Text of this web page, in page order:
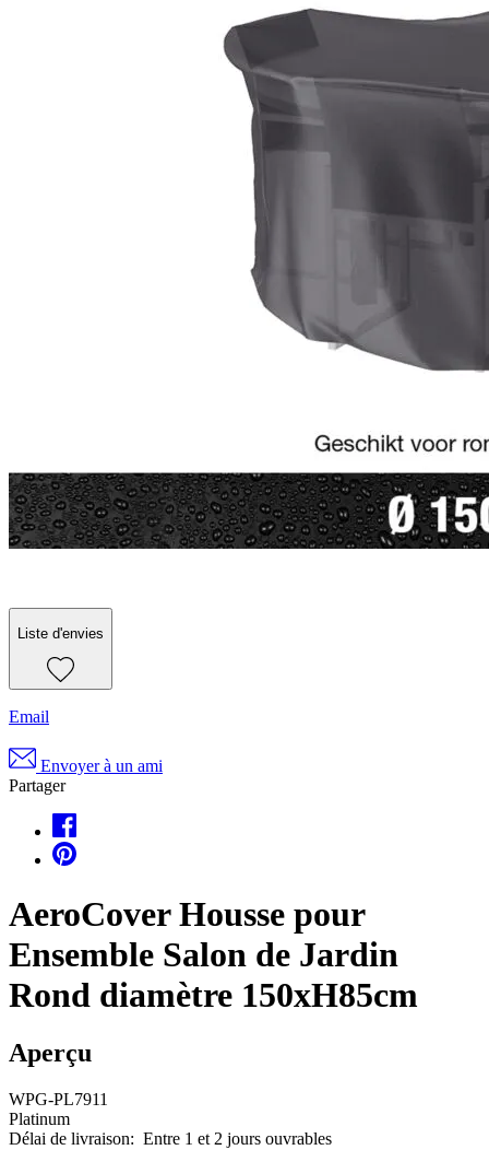
Liste d'envies
Email
Envoyer à un ami
Partager
AeroCover Housse pour
Ensemble Salon de Jardin
Rond diamètre 150xH85cm
Aperçu
WPG-PL7911
Platinum
Délai de livraison: Entre 1 et 2 jours ouvrables